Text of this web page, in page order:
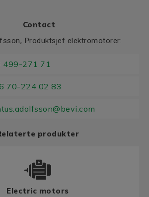
Contact
Produktsjef elektromotorer:
499-271 71
70-224 02 83
produkter
Electric motors